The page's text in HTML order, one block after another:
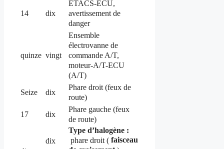
14 dix
ETACS-ECU,
avertissement de
danger
quinze vingt
Ensemble
électrovanne de
commande A/T,
moteur-A/T-ECU
(A/T)
Seize dix
Phare droit (feux de
route)
17 dix
Phare gauche (feux
de route)
dix
Type d’halogène :
phare droit ( faisceau